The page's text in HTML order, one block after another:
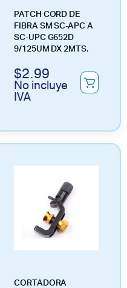
PATCH CORD DE
FIBRA SM SC-APC A
SC-UPC G652D
9/125UM DX 2MTS.
$2.99
No incluye
IVA
CORTADORA